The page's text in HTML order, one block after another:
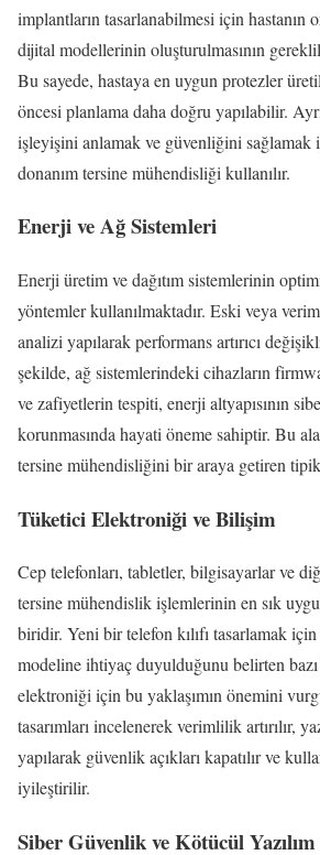
implantların tasarlanabilmesi için hastanın
dijital modellerinin oluşturulmasının
Bu sayede, hastaya en uygun protezler
öncesi planlama daha doğru yapılabilir.
işleyişini anlamak ve güvenliğini sağlamak
donanım tersine mühendisliği kullanılır.
Enerji ve Ağ Sistemleri
Enerji üretim ve dağıtım sistemlerinin
yöntemler kullanılmaktadır. Eski veya
analizi yapılarak performans artırıcı
şekilde, ağ sistemlerindeki cihazların
ve zafiyetlerin tespiti, enerji altyapısının
korunmasında hayati öneme sahiptir. Bu
tersine mühendisliğini bir araya getiren
Tüketici Elektroniği ve Bilişim
Cep telefonları, tabletler, bilgisayarlar ve
tersine mühendislik işlemlerinin en sık
biridir. Yeni bir telefon kılıfı tasarlamak
modeline ihtiyaç duyulduğunu belirten
elektroniği için bu yaklaşımın önemini
tasarımları incelenerek verimlilik artırılır,
yapılarak güvenlik açıkları kapatılır ve
iyileştirilir.
Siber Güvenlik ve Kötücül